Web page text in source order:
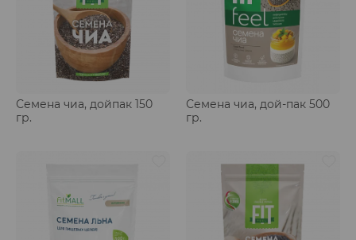
Семена чиа, дойпак 150
гр.
Семена чиа, дой-пак 500
гр.